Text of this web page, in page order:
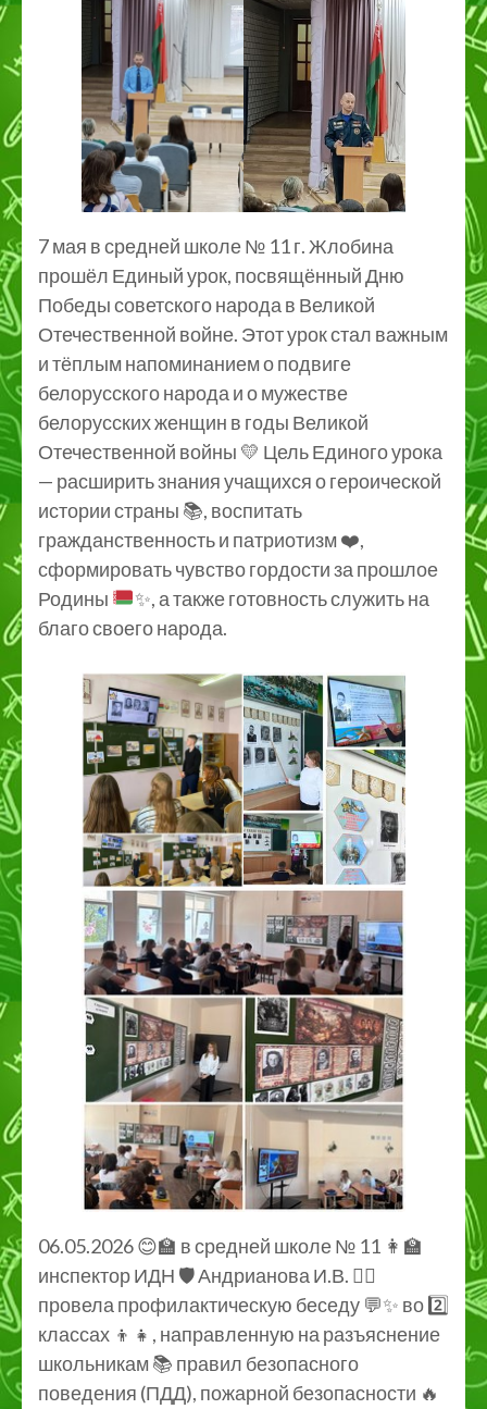
7 мая в средней школе № 11 г. Жлобина
прошёл Единый урок, посвящённый Дню
Победы советского народа в Великой
Отечественной войне. Этот урок стал важным
и тёплым напоминанием о подвиге
белорусского народа и о мужестве
белорусских женщин в годы Великой
Отечественной войны 💛 Цель Единого урока
— расширить знания учащихся о героической
истории страны 📚, воспитать
гражданственность и патриотизм ❤️,
сформировать чувство гордости за прошлое
Родины
✨, а также готовность служить на
благо своего народа.
06.05.2026 😊🏫 в средней школе № 11 👩‍🏫
инспектор ИДН 🛡️ Андрианова И.В. 👮‍♀️
провела профилактическую беседу 💬✨ во 2️⃣
классах 👦👧, направленную на разъяснение
школьникам 📚 правил безопасного
поведения (ПДД), пожарной безопасности 🔥